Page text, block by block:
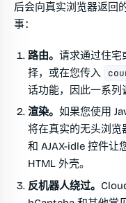
后会向真实浏览器返回
事：
路由。 请求通过住宅
择，或在您传入
话功能，因此一系列
渲染。 如果您使用
将在真实的无头浏
和 AJAX-idle 控件让
HTML 外壳。
反机器人绕过。